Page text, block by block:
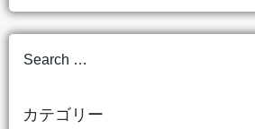
for:
カテゴリー